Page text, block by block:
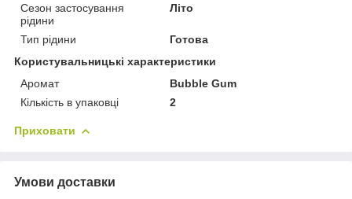
Сезон застосування
рідини
Літо
Тип рідини
Готова
Користувальницькі характеристики
Аромат
Bubble Gum
Кількість в упаковці
2
Приховати
Умови доставки